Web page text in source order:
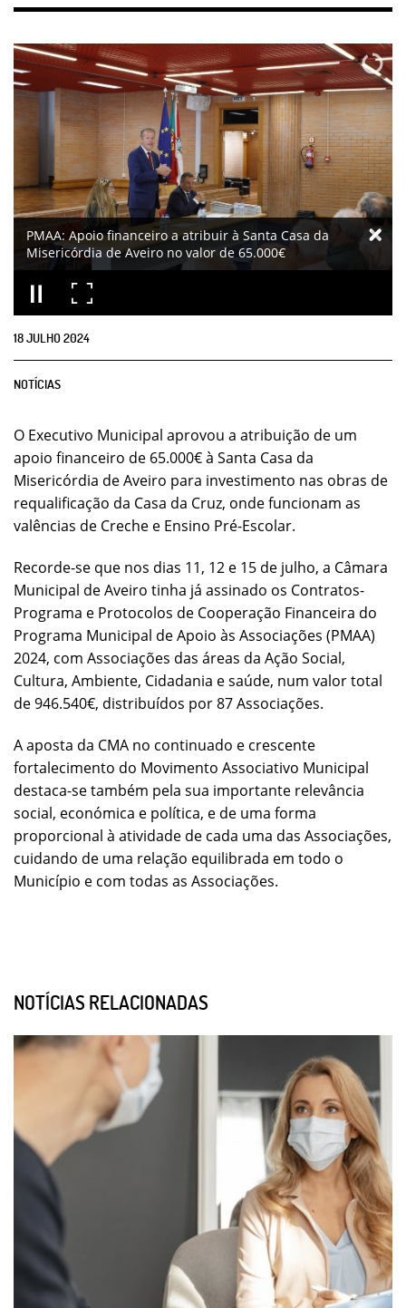
PMAA: Apoio financeiro a atribuir à Santa Casa da
Misericórdia de Aveiro no valor de 65.000€
18JULHO2024
NOTÍCIAS
O Executivo Municipal aprovou a atribuição de um
apoio financeiro de 65.000€ à Santa Casa da
Misericórdia de Aveiro para investimento nas obras de
requalificação da Casa da Cruz, onde funcionam as
valências de Creche e Ensino Pré-Escolar.
Recorde-se que nos dias 11, 12 e 15 de julho, a Câmara
Municipal de Aveiro tinha já assinado os Contratos-
Programa e Protocolos de Cooperação Financeira do
Programa Municipal de Apoio às Associações (PMAA)
2024, com Associações das áreas da Ação Social,
Cultura, Ambiente, Cidadania e saúde, num valor total
de 946.540€, distribuídos por 87 Associações.
A aposta da CMA no continuado e crescente
fortalecimento do Movimento Associativo Municipal
destaca-se também pela sua importante relevância
social, económica e política, e de uma forma
proporcional à atividade de cada uma das Associações,
cuidando de uma relação equilibrada em todo o
Município e com todas as Associações.
NOTÍCIAS RELACIONADAS